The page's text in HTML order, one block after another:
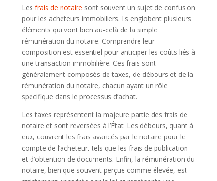
Les frais de notaire sont souvent un sujet de confusion
pour les acheteurs immobiliers. Ils englobent plusieurs
éléments qui vont bien au-delà de la simple
rémunération du notaire. Comprendre leur
composition est essentiel pour anticiper les coûts liés à
une transaction immobilière. Ces frais sont
généralement composés de taxes, de débours et de la
rémunération du notaire, chacun ayant un rôle
spécifique dans le processus d’achat.
Les taxes représentent la majeure partie des frais de
notaire et sont reversées à l’État. Les débours, quant à
eux, couvrent les frais avancés par le notaire pour le
compte de l’acheteur, tels que les frais de publication
et d’obtention de documents. Enfin, la rémunération du
notaire, bien que souvent perçue comme élevée, est